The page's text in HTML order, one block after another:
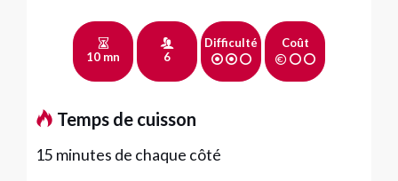
10 mn 6
Difficulté Coût
Temps de cuisson
15 minutes de chaque côté